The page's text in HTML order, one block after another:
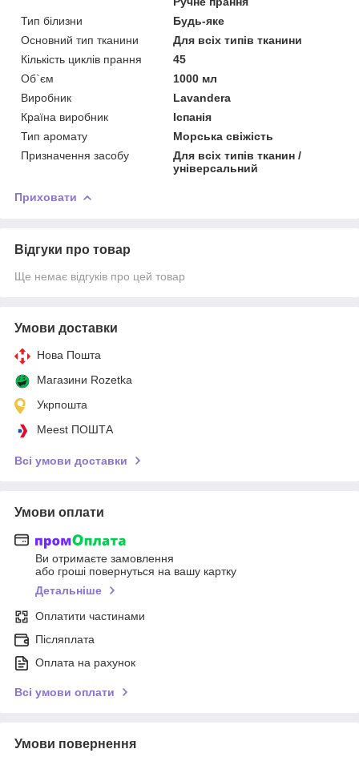
Тип білизни
Будь-яке
Основний тип тканини
Для всіх типів тканини
Кількість циклів прання
45
Об`єм
1000 мл
Виробник
Lavandera
Країна виробник
Іспанія
Тип аромату
Морська свіжість
Призначення засобу
Для всіх типів тканин /
універсальний
Приховати
Відгуки про товар
Ще немає відгуків про цей товар
Умови доставки
Нова Пошта
Магазини Rozetka
Укрпошта
Meest ПОШТА
Всі умови доставки
Умови оплати
Ви отримаєте замовлення
або гроші повернуться на вашу картку
Детальніше
Оплатити частинами
Післяплата
Оплата на рахунок
Всі умови оплати
Умови повернення